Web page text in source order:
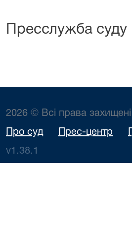
Пресслужба суду
2026 © Всі права захищені
Про суд Прес-центр
v1.38.1